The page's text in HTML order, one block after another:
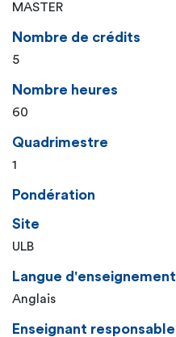
MASTER
Nombre de crédits
5
Nombre heures
60
Quadrimestre
1
Pondération
Site
ULB
Langue d'enseignement
Anglais
Enseignant responsable